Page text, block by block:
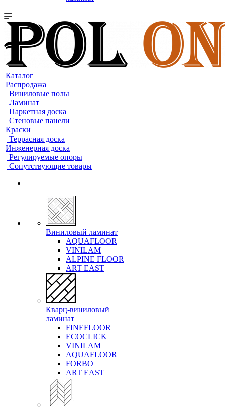
Каталог
Распродажа
Виниловые полы
Ламинат
Паркетная доска
Стеновые панели
Краски
Террасная доска
Инженерная доска
Регулируемые опоры
Сопутствующие товары
Виниловый ламинат
AQUAFLOOR
VINILAM
ALPINE FLOOR
ART EAST
Кварц-виниловый
ламинат
FINEFLOOR
ECOCLICK
VINILAM
AQUAFLOOR
FORBO
ART EAST